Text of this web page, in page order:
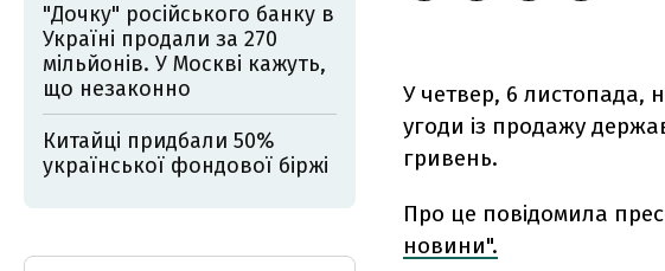
У четвер, 6 листопада,
угоди із продажу
гривень.
Про це повідомила
новини".
"Дочку" російського банку в
Україні продали за 270
мільйонів. У Москві кажуть,
що незаконно
Китайці придбали 50%
української фондової біржі